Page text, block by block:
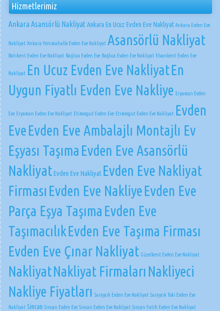
Hizmetlerimiz
Ankara Asansörlü NakliyatAnkara En Ucuz Evden Eve Nakliyat Ankara Evden Eve
Nakliyat Ankara Yenimahalle Evden Eve Nakliyat Asansörlü Nakliyat
Batıkent Evden Eve Nakliyat Bağlıca Evden Eve Bağlıca Evden Eve Nakliyat Elvankent Evden Eve
Nakliyat En Ucuz Evden Eve NakliyatEn
Uygun Fiyatlı Evden Eve Nakliye Eryaman Evden
Eve Eryaman Evden Eve Nakliyat Etimesgut Evden Eve Etimesgut Evden Eve Nakliyat Evden
EveEvden Eve Ambalajlı Montajlı Ev
Eşyası Taşıma Evden Eve Asansörlü
NakliyatEvden Eve Nakliyat Evden Eve Nakliyat
Firması Evden Eve NakliyeEvden Eve
Parça Eşya Taşıma Evden Eve
TaşımacılıkEvden Eve Taşıma Firması
Evden Eve Çınar Nakliyat Güzelkent Evden Eve Nakliyat
NakliyatNakliyat Firmaları Nakliyeci
Nakliye Fiyatları Saraycık Evden Eve Nakliyat Saraycık Toki Evden Eve
Nakliyat Sincan Sincan Evden Eve Sincan Evden Eve Nakliyat Sincan Fatih Evden Eve Nakliyat